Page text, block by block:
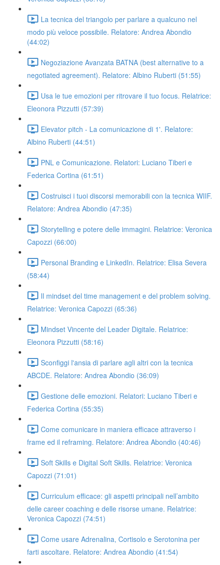
La tecnica del triangolo per parlare a qualcuno nel
modo più veloce possibile. Relatore: Andrea Abondio
(44:02)
Negoziazione Avanzata BATNA (best alternative to a
negotiated agreement). Relatore: Albino Ruberti (51:55)
Usa le tue emozioni per ritrovare il tuo focus. Relatrice:
Eleonora Pizzutti (57:39)
Elevator pitch - La comunicazione di 1'. Relatore:
Albino Ruberti (44:51)
PNL e Comunicazione. Relatori: Luciano Tiberi e
Federica Cortina (61:51)
Costruisci i tuoi discorsi memorabili con la tecnica WIIF.
Relatore: Andrea Abondio (47:35)
Storytelling e potere delle immagini. Relatrice: Veronica
Capozzi (66:00)
Personal Branding e LinkedIn. Relatrice: Elisa Severa
(58:44)
Il mindset del time management e del problem solving.
Relatrice: Veronica Capozzi (65:36)
Mindset Vincente del Leader Digitale. Relatrice:
Eleonora Pizzutti (58:16)
Sconfiggi l'ansia di parlare agli altri con la tecnica
ABCDE. Relatore: Andrea Abondio (36:09)
Gestione delle emozioni. Relatori: Luciano Tiberi e
Federica Cortina (55:35)
Come comunicare in maniera efficace attraverso i
frame ed il reframing. Relatore: Andrea Abondio (40:46)
Soft Skills e Digital Soft Skills. Relatrice: Veronica
Capozzi (71:01)
Curriculum efficace: gli aspetti principali nell’ambito
delle career coaching e delle risorse umane. Relatrice:
Veronica Capozzi (74:51)
Come usare Adrenalina, Cortisolo e Serotonina per
farti ascoltare. Relatore: Andrea Abondio (41:54)